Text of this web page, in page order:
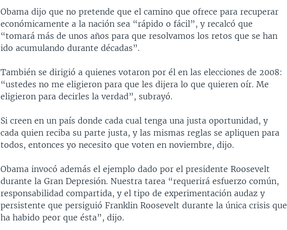
Obama dijo que no pretende que el camino que ofrece para recuperar
económicamente a la nación sea “rápido o fácil”, y recalcó que
“tomará más de unos años para que resolvamos los retos que se han
ido acumulando durante décadas”.
También se dirigió a quienes votaron por él en las elecciones de 2008:
“ustedes no me eligieron para que les dijera lo que quieren oír. Me
eligieron para decirles la verdad”, subrayó.
Si creen en un país donde cada cual tenga una justa oportunidad, y
cada quien reciba su parte justa, y las mismas reglas se apliquen para
todos, entonces yo necesito que voten en noviembre, dijo.
Obama invocó además el ejemplo dado por el presidente Roosevelt
durante la Gran Depresión. Nuestra tarea “requerirá esfuerzo común,
responsabilidad compartida, y el tipo de experimentación audaz y
persistente que persiguió Franklin Roosevelt durante la única crisis que
ha habido peor que ésta”, dijo.